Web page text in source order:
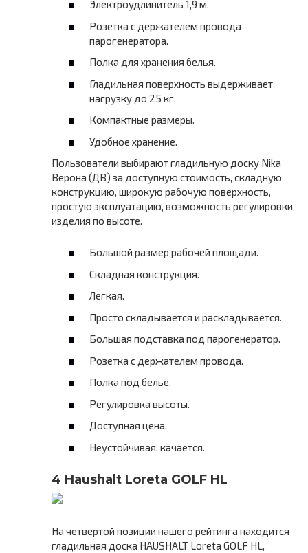
Электроудлинитель 1,9 м.
Розетка с держателем провода
парогенератора.
Полка для хранения белья.
Гладильная поверхность выдерживает
нагрузку до 25 кг.
Компактные размеры.
Удобное хранение.
Пользователи выбирают гладильную доску Nika
Верона (ДВ) за доступную стоимость, складную
конструкцию, широкую рабочую поверхность,
простую эксплуатацию, возможность регулировки
изделия по высоте.
Большой размер рабочей площади.
Складная конструкция.
Легкая.
Просто складывается и раскладывается.
Большая подставка под парогенератор.
Розетка с держателем провода.
Полка под бельё.
Регулировка высоты.
Доступная цена.
Неустойчивая, качается.
4 Haushalt Loreta GOLF HL
На четвертой позиции нашего рейтинга находится
гладильная доска HAUSHALT Loreta GOLF HL,